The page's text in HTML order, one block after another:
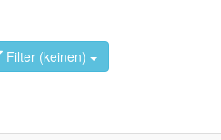
Filter (keinen)